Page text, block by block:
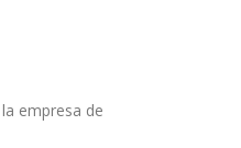
empresa de